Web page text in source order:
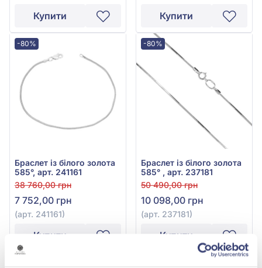
Купити Купити
-80%
Браслет із білого золота
585°, арт. 241161
38 760,00 грн
7 752,00 грн
(арт. 241161)
Купити
-80%
Браслет із білого золота
585° , арт. 237181
50 490,00 грн
10 098,00 грн
(арт. 237181)
Купити